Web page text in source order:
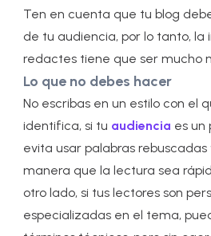
Ten en cuenta que tu blog
de tu audiencia, por lo tanto, la
redactes tiene que ser mucho
Lo que no debes hacer
No escribas en un estilo con el
identifica, si tu audiencia es un
evita usar palabras
manera que la lectura sea
otro lado, si tus lectores son
especializadas en el tema,